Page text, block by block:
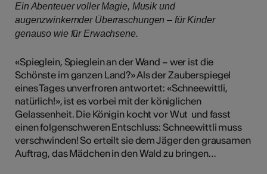
Ein Abenteuer voller Magie, Musik und
augenzwinkernder Überraschungen – für Kinder
genauso wie für Erwachsene.
«Spieglein, Spieglein an der Wand – wer ist die
Schönste im ganzen Land?» Als der Zauberspiegel
eines Tages unverfroren antwortet: «Schneewittli,
natürlich!», ist es vorbei mit der königlichen
Gelassenheit. Die Königin kocht vor Wut und fasst
einen folgenschweren Entschluss: Schneewittli muss
verschwinden! So erteilt sie dem Jäger den grausamen
Auftrag, das Mädchen in den Wald zu bringen…